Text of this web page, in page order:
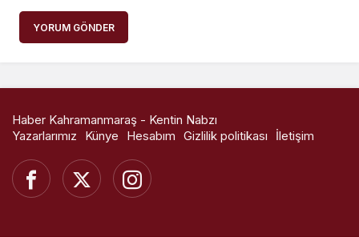
YORUM GÖNDER
Haber Kahramanmaraş - Kentin Nabzı
Yazarlarımız
Künye Hesabım Gizlilik politikası İletişim